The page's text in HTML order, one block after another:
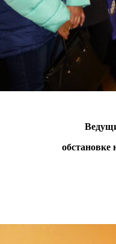
Ведущий
обстановке